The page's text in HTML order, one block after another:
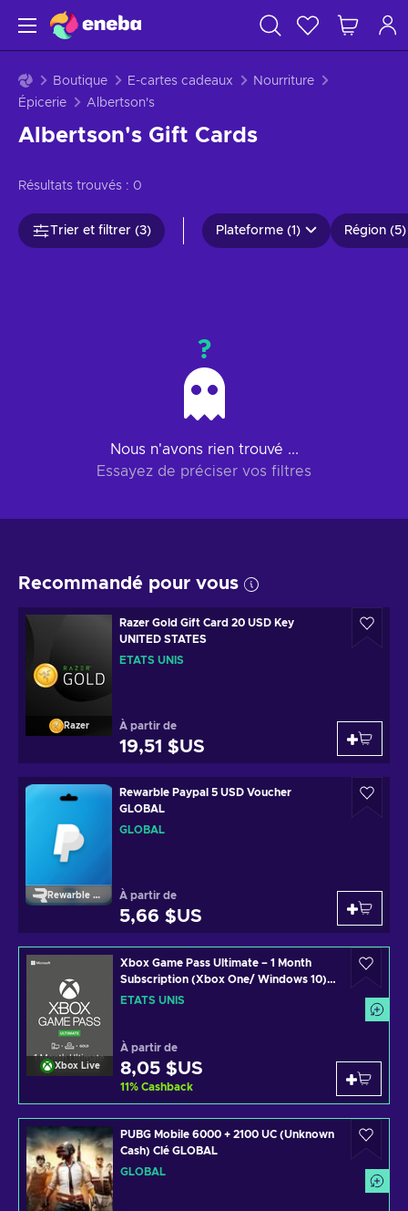
Boutique E-cartes cadeaux
Nourriture
Épicerie
Albertson's
Albertson's Gift Cards
Résultats trouvés : 0
Trier et filtrer (3) Plateforme (1) Région (5)
?
Nous n'avons rien trouvé ...
Essayez de préciser vos filtres
Recommandé pour vous
Razer
Razer Gold Gift Card 20 USD Key
UNITED STATES
ÉTATS UNIS
À partir de
19,51 $US
Rewarble Paypal
Rewarble Paypal 5 USD Voucher
GLOBAL
GLOBAL
À partir de
5,66 $US
Xbox Live
Xbox Game Pass Ultimate – 1 Month
Subscription (Xbox One/ Windows 10)
non-stackable Xbox Live Key UNITED
ÉTATS UNIS
À partir de
8,05 $US
11% Cashback
PUBG Mobile 6000 + 2100 UC (Unknown
Cash) Clé GLOBAL
GLOBAL